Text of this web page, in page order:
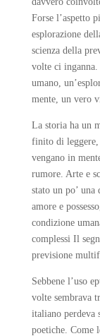
Forse l’aspetto
esplorazione
scienza della
volte ci
umano,
mente, un vero
La storia ha un
finito di leggere,
vengano in
rumore. Arte e
stato un po’
amore e
condizione
complessi Il
previsione
Sebbene l’uso
volte sembrava
italiano perdeva
poetiche. Come